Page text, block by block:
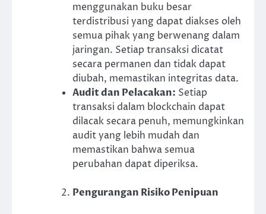
menggunakan buku besar
terdistribusi yang dapat diakses oleh
semua pihak yang berwenang dalam
jaringan. Setiap transaksi dicatat
secara permanen dan tidak dapat
diubah, memastikan integritas data.
Audit dan Pelacakan: Setiap
transaksi dalam blockchain dapat
dilacak secara penuh, memungkinkan
audit yang lebih mudah dan
memastikan bahwa semua
perubahan dapat diperiksa.
Pengurangan Risiko Penipuan